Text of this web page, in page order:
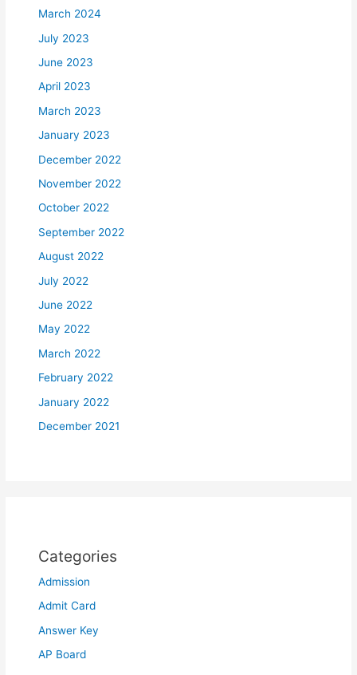
March 2024
July 2023
June 2023
April 2023
March 2023
January 2023
December 2022
November 2022
October 2022
September 2022
August 2022
July 2022
June 2022
May 2022
March 2022
February 2022
January 2022
December 2021
Categories
Admission
Admit Card
Answer Key
AP Board